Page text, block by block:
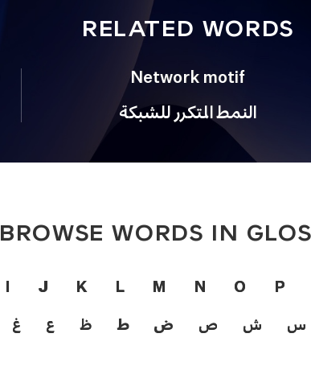
RELATED WORDS
Network motif
النمط المتكرر للشبكة
BROWSE WORDS IN
J K L M N O P
س ش ص ض ط ظ ع غ